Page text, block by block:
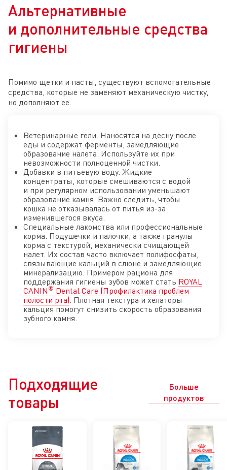
Альтернативные
и дополнительные средства
гигиены
Помимо щетки и пасты, существуют вспомогательные
средства, которые не заменяют механическую чистку,
но дополняют ее.
Ветеринарные гели. Наносятся на десну после
еды и содержат ферменты, замедляющие
образование налета. Используйте их при
невозможности полноценной чистки.
Добавки в питьевую воду. Жидкие
концентраты, которые смешиваются с водой
и при регулярном использовании уменьшают
образование камня. Важно следить, чтобы
кошка не отказывалась от питья из-за
изменившегося вкуса.
Специальные лакомства или профессиональные
корма. Подушечки и палочки, а также гранулы
корма с текстурой, механически счищающей
налет. Их состав часто включает полифосфаты,
связывающие кальций в слюне и замедляющие
минерализацию. Примером рациона для
поддержания гигиены зубов может стать ROYAL
CANIN ® Dental Care (Профилактика проблем
полости рта). Плотная текстура и хелаторы
кальция помогут снизить скорость образования
зубного камня.
Подходящие
товары
Больше
продуктов